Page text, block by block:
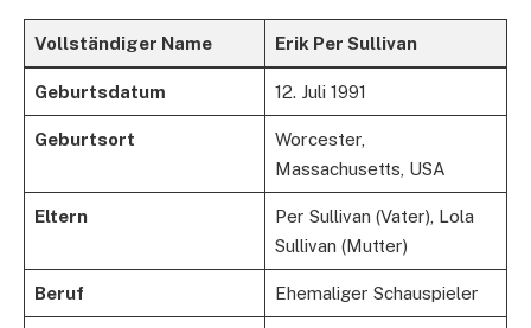
Vollständiger Name Erik Per Sullivan
Geburtsdatum 12. Juli 1991
Geburtsort
Worcester,
Massachusetts, USA
Eltern
Per Sullivan (Vater), Lola
Sullivan (Mutter)
Beruf Ehemaliger Schauspieler